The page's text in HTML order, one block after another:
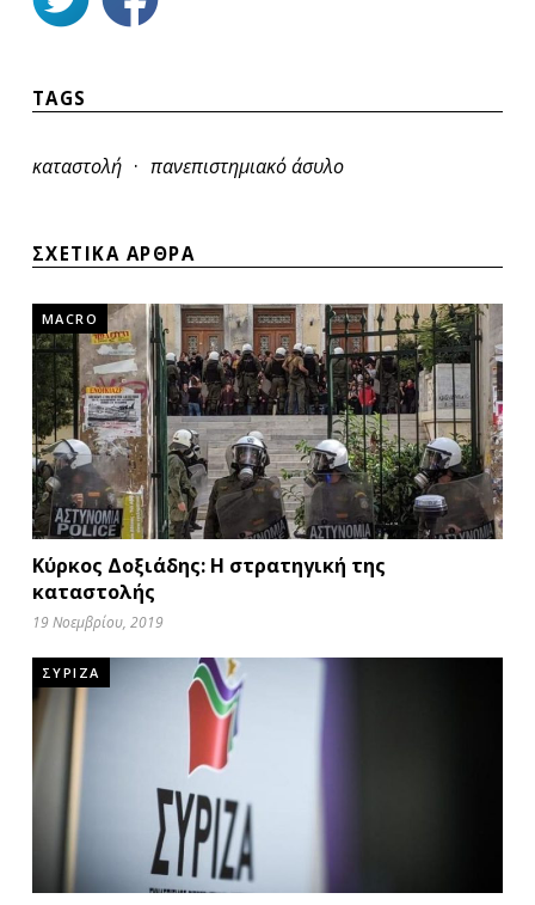
TAGS
καταστολή · πανεπιστημιακό άσυλο
ΣΧΕΤΙΚΑ ΑΡΘΡΑ
MACRO
Κύρκος Δοξιάδης: Η στρατηγική της
καταστολής
19 Νοεμβρίου, 2019
ΣΥΡΙΖΑ